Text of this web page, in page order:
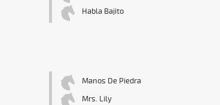
Habla Bajito
Manos De Piedra
Mrs. Lily